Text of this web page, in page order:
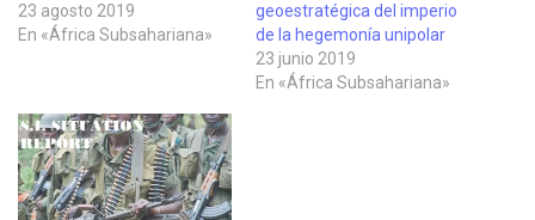
23 agosto 2019
En «África Subsahariana»
geoestratégica del imperio
de la hegemonía unipolar
23 junio 2019
En «África Subsahariana»